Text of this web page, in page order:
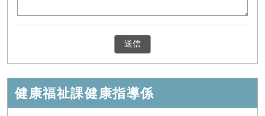
健康福祉課健康指導係